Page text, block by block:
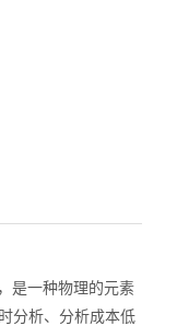
是一种物理的元素
分析、分析成本低